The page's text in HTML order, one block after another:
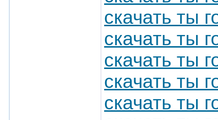
скачать ты
скачать ты
скачать ты
скачать ты
скачать ты